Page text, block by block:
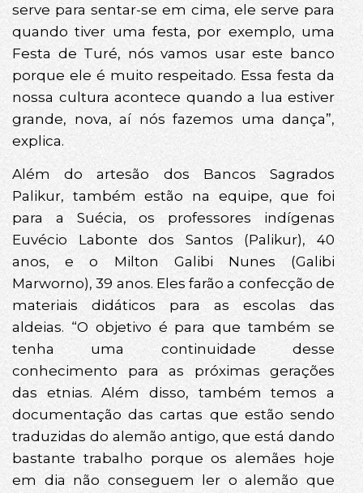
serve para sentar-se em cima, ele serve para
quando tiver uma festa, por exemplo, uma
Festa de Turé, nós vamos usar este banco
porque ele é muito respeitado. Essa festa da
nossa cultura acontece quando a lua estiver
grande, nova, aí nós fazemos uma dança”,
explica.
Além do artesão dos Bancos Sagrados
Palikur, também estão na equipe, que foi
para a Suécia, os professores indígenas
Euvécio Labonte dos Santos (Palikur), 40
anos, e o Milton Galibi Nunes (Galibi
Marworno), 39 anos. Eles farão a confecção de
materiais didáticos para as escolas das
aldeias. “O objetivo é para que também se
tenha uma continuidade desse
conhecimento para as próximas gerações
das etnias. Além disso, também temos a
documentação das cartas que estão sendo
traduzidas do alemão antigo, que está dando
bastante trabalho porque os alemães hoje
em dia não conseguem ler o alemão que